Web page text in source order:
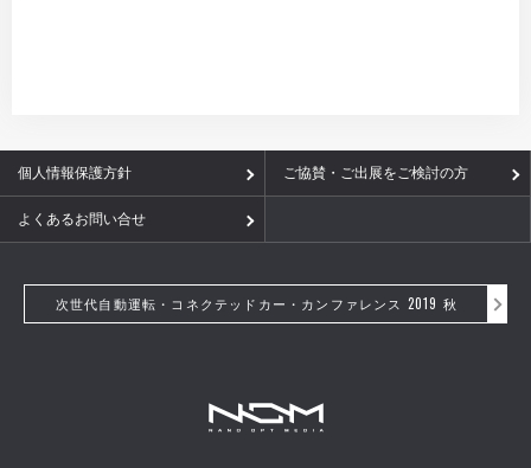
個人情報保護方針 ご協賛・ご出展をご検討の方
よくあるお問い合せ
次世代自動運転・コネクテッドカー・カンファレンス 2019 秋